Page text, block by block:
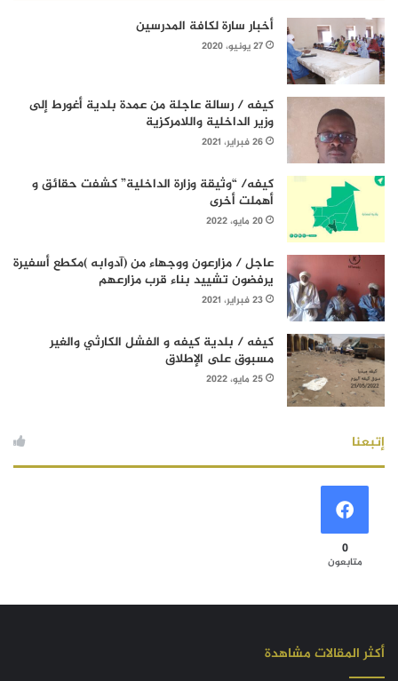
أخبار سارة لكافة المدرسين
27 يونيو، 2020
كيفه / رسالة عاجلة من عمدة بلدية أغورط إلى
وزير الداخلية واللامركزية
26 فبراير، 2021
كيفه/ “وثيقة وزارة الداخلية” كشفت حقائق و
أهملت أخرى
20 مايو، 2022
عاجل / مزارعون ووجهاء من (آدوابه )مكطع أسفيرة
يرفضون تشييد بناء قرب مزارعهم
23 فبراير، 2021
كيفه / بلدية كيفه و الفشل الكارثي والغير
مسبوق على الإطلاق
25 مايو، 2022
إتبعنا
0
متابعون
أكثر المقالات مشاهدة